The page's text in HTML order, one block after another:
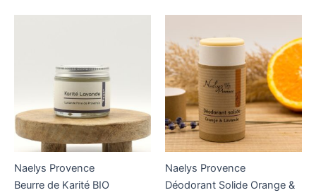
Naelys Provence
Beurre de Karité BIO
Naelys Provence
Déodorant Solide Orange &